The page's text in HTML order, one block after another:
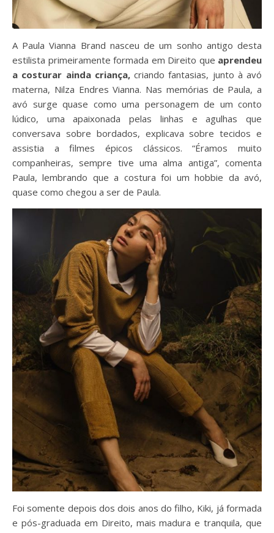
A Paula Vianna Brand nasceu de um sonho antigo desta
estilista primeiramente formada em Direito que aprendeu
a costurar ainda criança,criando fantasias, junto à avó
materna, Nilza Endres Vianna. Nas memórias de Paula, a
avó surge quase como uma personagem de um conto
lúdico, uma apaixonada pelas linhas e agulhas que
conversava sobre bordados, explicava sobre tecidos e
assistia a filmes épicos clássicos. “Éramos muito
companheiras, sempre tive uma alma antiga”, comenta
Paula, lembrando que a costura foi um hobbie da avó,
quase como chegou a ser de Paula.
Foi somente depois dos dois anos do filho, Kiki, já formada
e pós-graduada em Direito, mais madura e tranquila, que